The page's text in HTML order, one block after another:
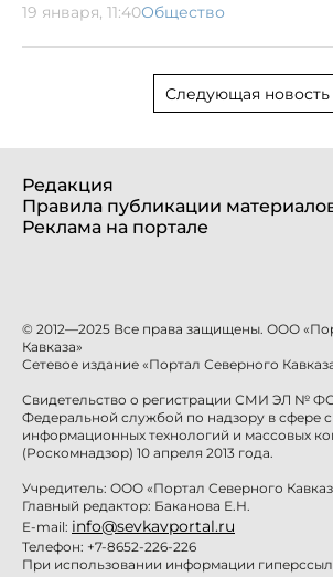
19 января, 11:40Общество
Следующая новость
Редакция
Правила публикации
Реклама на портале
© 2012—2025 Все права защищены. ООО
Кавказа»
Сетевое издание «Портал Северного
Свидетельство о регистрации СМИ ЭЛ № ФС
Федеральной службой по надзору в сфере
информационных технологий и массовых
(Роскомнадзор) 10 апреля 2013 года.
Учредитель: ООО «Портал Северного
Главный редактор: Баканова Е.Н.
E-mail: info@sevkavportal.ru
Телефон: +7-8652-226-226
При использовании информации